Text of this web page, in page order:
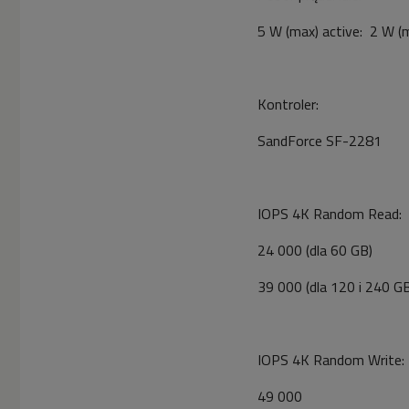
5 W (max) active: 2 W
Kontroler:
SandForce SF-2281
IOPS 4K Random Read:
24 000 (dla 60 GB)
39 000 (dla 120 i 240
IOPS 4K Random Write:
49 000